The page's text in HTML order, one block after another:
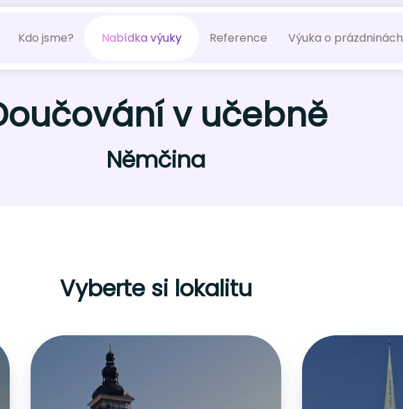
Kdo jsme? Nabídka výuky Reference Výuka o prázdninách
v učebně
Němčina
Vyberte si lokalitu